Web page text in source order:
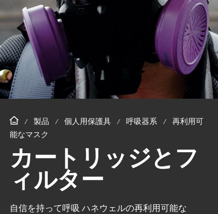
製品 個人用保護具 呼吸器系
再利用可
能なマスク
カートリッジとフ
ィルター
自信を持って呼吸 ハネウェルの再利用可能な